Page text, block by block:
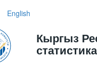
English
Кыргыз